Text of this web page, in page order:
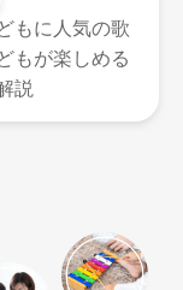
もに人気の歌
もが楽しめる
説